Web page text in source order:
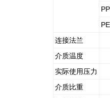
PP
PE
连接法兰
介质温度
实际使用压力
介质比重